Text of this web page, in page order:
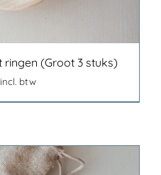
ringen (Groot 3 stuks)
incl. btw